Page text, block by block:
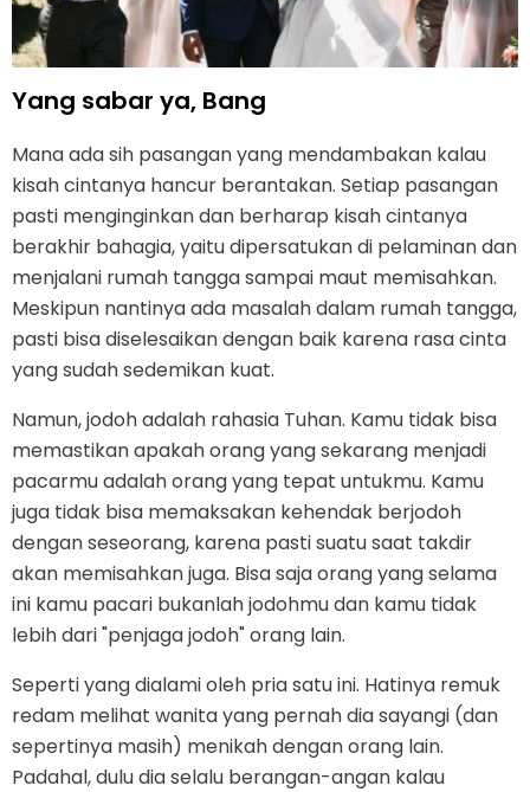
Yang sabar ya, Bang
Mana ada sih pasangan yang mendambakan kalau
kisah cintanya hancur berantakan. Setiap pasangan
pasti menginginkan dan berharap kisah cintanya
berakhir bahagia, yaitu dipersatukan di pelaminan dan
menjalani rumah tangga sampai maut memisahkan.
Meskipun nantinya ada masalah dalam rumah tangga,
pasti bisa diselesaikan dengan baik karena rasa cinta
yang sudah sedemikan kuat.
Namun, jodoh adalah rahasia Tuhan. Kamu tidak bisa
memastikan apakah orang yang sekarang menjadi
pacarmu adalah orang yang tepat untukmu. Kamu
juga tidak bisa memaksakan kehendak berjodoh
dengan seseorang, karena pasti suatu saat takdir
akan memisahkan juga. Bisa saja orang yang selama
ini kamu pacari bukanlah jodohmu dan kamu tidak
lebih dari "penjaga jodoh" orang lain.
Seperti yang dialami oleh pria satu ini. Hatinya remuk
redam melihat wanita yang pernah dia sayangi (dan
sepertinya masih) menikah dengan orang lain.
Padahal, dulu dia selalu berangan-angan kalau